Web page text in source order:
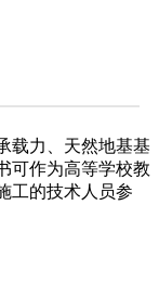
载力、天然地基基
可作为高等学校教
工的技术人员参